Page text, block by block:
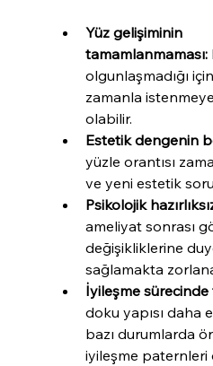
Yüz gelişiminin
tamamlanmaması:
olgunlaşmadığı
zamanla
olabilir.
Estetik dengenin
yüzle orantısı
ve yeni estetik
Psikolojik
ameliyat sonrası
değişikliklerine
sağlamakta
İyileşme sürecinde
doku yapısı daha
bazı durumlarda
iyileşme paternleri